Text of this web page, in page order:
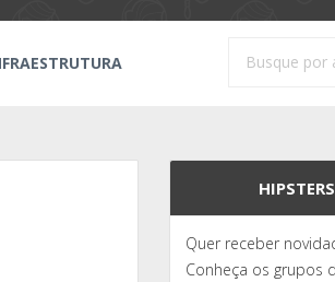
Quer receber
Conheça os grupos